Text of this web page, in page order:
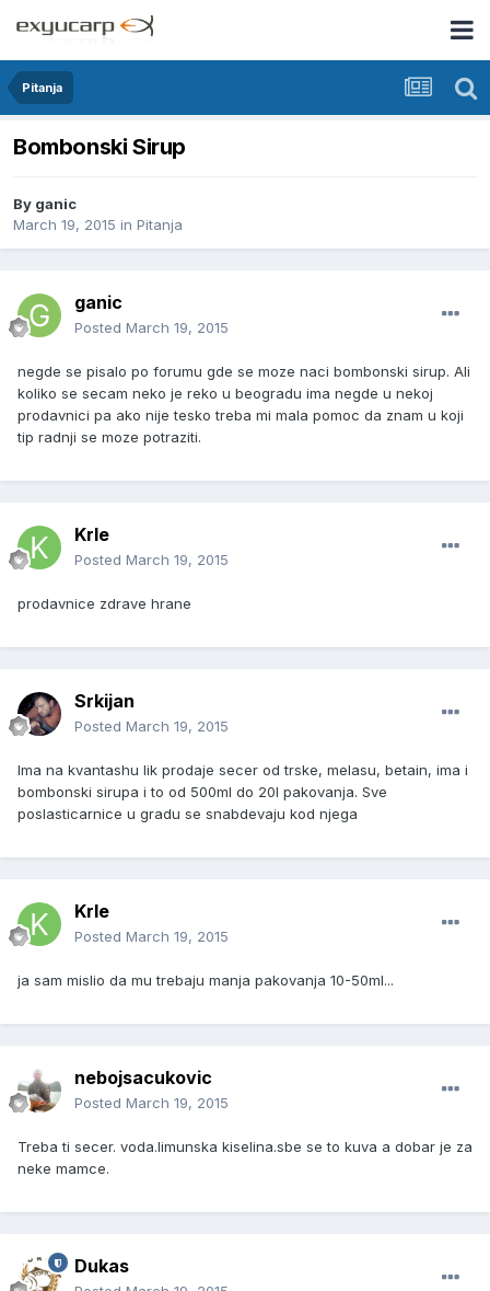
Pitanja
Bombonski Sirup
By ganic
March 19, 2015 in Pitanja
ganic
Posted March 19, 2015
negde se pisalo po forumu gde se moze naci bombonski sirup. Ali
koliko se secam neko je reko u beogradu ima negde u nekoj
prodavnici pa ako nije tesko treba mi mala pomoc da znam u koji
tip radnji se moze potraziti.
Krle
Posted March 19, 2015
prodavnice zdrave hrane
Srkijan
Posted March 19, 2015
Ima na kvantashu lik prodaje secer od trske, melasu, betain, ima i
bombonski sirupa i to od 500ml do 20l pakovanja. Sve
poslasticarnice u gradu se snabdevaju kod njega
Krle
Posted March 19, 2015
ja sam mislio da mu trebaju manja pakovanja 10-50ml...
nebojsacukovic
Posted March 19, 2015
Treba ti secer. voda.limunska kiselina.sbe se to kuva a dobar je za
neke mamce.
Dukas